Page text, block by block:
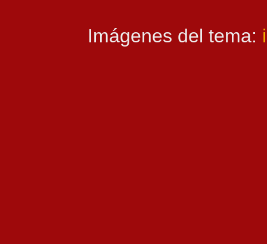
Imágenes del tema: